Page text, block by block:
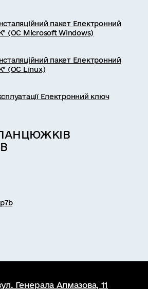
пакет Електронний
(ОС Microsoft Windows)
пакет Електронний
(ОС Linux)
Електронний ключ
Генерала Алмазова, 11